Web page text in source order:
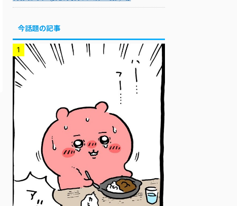
今話題の記事